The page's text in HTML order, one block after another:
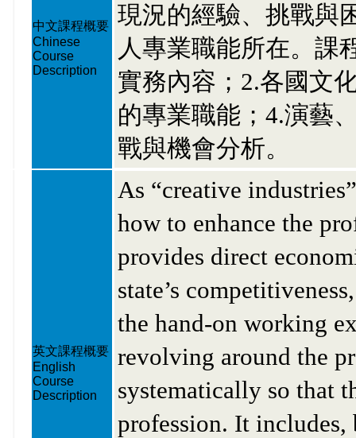
中文課程概要
Chinese
Course
Description
現況的經驗、挑戰與
人專業職能所在。課
實務內容；2.各國文
的專業職能；4.演藝
戰與機會分析。
英文課程概要
English
Course
Description
As “creative
how to enhance the
provides direct
state’s
the hand-on working
revolving around the
systematically so that
profession. It